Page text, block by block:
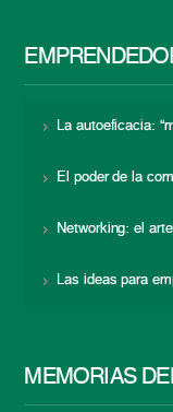
La autoeficacia:
El poder de la
Networking: el
Las ideas para
MEMORIAS